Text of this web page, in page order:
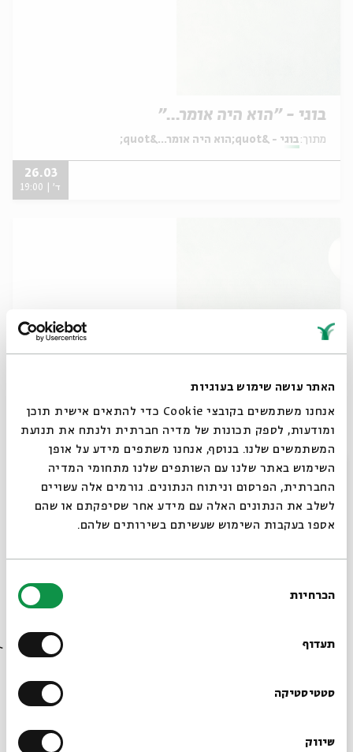
האתר עושה שימוש בעוגיות
אנחנו משתמשים בקובצי Cookie כדי להתאים אישית תוכן
ומודעות, לספק תכונות של מדיה חברתית ולנתח את תנועת
המשתמשים שלנו. בנוסף, אנחנו משתפים מידע על אופן
השימוש באתר שלנו עם השותפים שלנו מתחומי המדיה
החברתית, הפרסום וניתוח הנתונים. גורמים אלה עשויים
לשלב את הנתונים האלה עם מידע אחר שסיפקתם או שהם
אספו בעקבות השימוש שעשיתם בשירותים שלהם.
הסכמה
הכרחיות
תעדוף
סטטיסטיקה
שיווק
בוגי - "הוא היה אומר..."
מתוך: בוגי - &quot;הוא היה אומר...&quot;
26.03
ד' | 19:00
בוגי - "הוא היה אומר..."
19.03
ד' | 19:00
12.03
סגור